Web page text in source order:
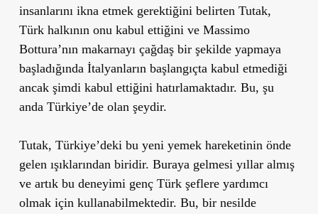
insanlarını ikna etmek gerektiğini belirten Tutak,
Türk halkının onu kabul ettiğini ve Massimo
Bottura’nın makarnayı çağdaş bir şekilde yapmaya
başladığında İtalyanların başlangıçta kabul etmediği
ancak şimdi kabul ettiğini hatırlamaktadır. Bu, şu
anda Türkiye’de olan şeydir.
Tutak, Türkiye’deki bu yeni yemek hareketinin önde
gelen ışıklarından biridir. Buraya gelmesi yıllar almış
ve artık bu deneyimi genç Türk şeflere yardımcı
olmak için kullanabilmektedir. Bu, bir nesilde